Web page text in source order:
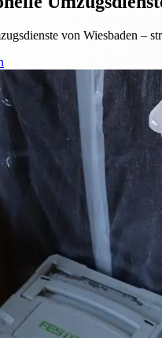
von Wiesbaden –